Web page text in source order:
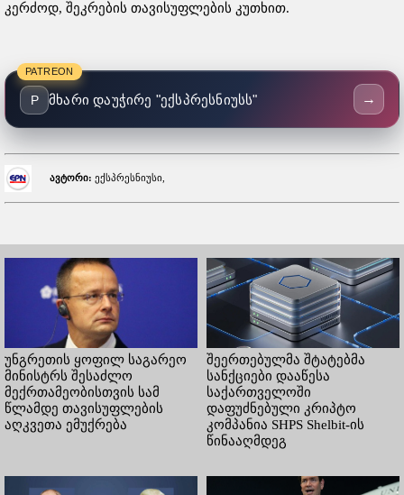
კერძოდ, შეკრების თავისუფლების კუთხით.
PATREON
P მხარი დაუჭირე "ექსპრესნიუსს" →
ავტორი: ექსპრესნიუსი,
უნგრეთის ყოფილ საგარეო
მინისტრს შესაძლო
მექრთამეობისთვის სამ
წლამდე თავისუფლების
აღკვეთა ემუქრება
შეერთებულმა შტატებმა
სანქციები დააწესა
საქართველოში
დაფუძნებული კრიპტო
კომპანია SHPS Shelbit-ის
წინააღმდეგ